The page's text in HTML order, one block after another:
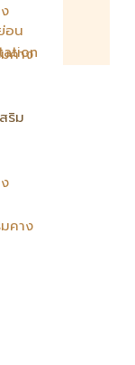
คาง
อน
ริม
คาง